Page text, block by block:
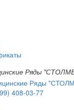
Ряды
408-03-77